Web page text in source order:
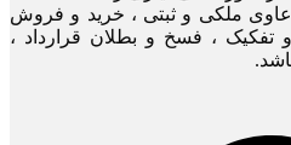
ملکی و ثبتی ، خرید و فروش
، فسخ و بطلان قرارداد ،